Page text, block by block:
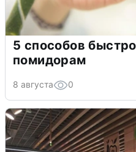
5 способов
помидорам
8 августа 0